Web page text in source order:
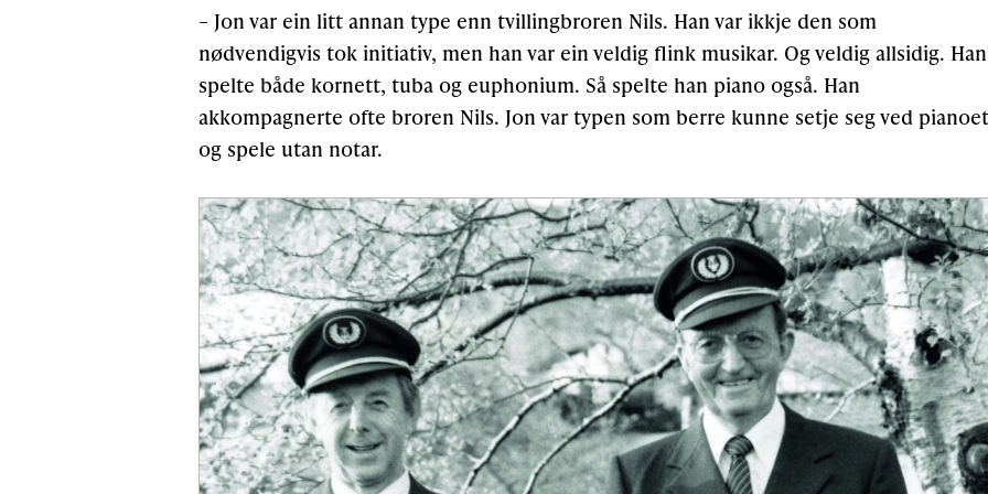
– Jon var ein litt annan type enn tvillingbroren Nils. Han var ikkje den som
nødvendigvis tok initiativ, men han var ein veldig flink musikar. Og veldig allsidig. Han
spelte både kornett, tuba og euphonium. Så spelte han piano også. Han
akkompagnerte ofte broren Nils. Jon var typen som berre kunne setje seg ved pianoet
og spele utan notar.